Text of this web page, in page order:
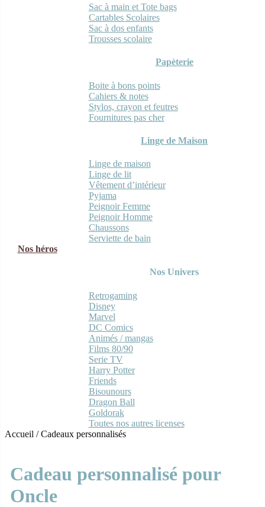
Sac à main et Tote bags
Cartables Scolaires
Sac à dos enfants
Trousses scolaire
Papèterie
Boite à bons points
Cahiers & notes
Stylos, crayon et feutres
Fournitures pas cher
Linge de Maison
Linge de maison
Linge de lit
Vêtement d’intérieur
Pyjama
Peignoir Femme
Peignoir Homme
Chaussons
Serviette de bain
Nos héros
Nos Univers
Retrogaming
Disney
Marvel
DC Comics
Animés / mangas
Films 80/90
Serie TV
Harry Potter
Friends
Bisounours
Dragon Ball
Goldorak
Toutes nos autres licenses
Accueil /Cadeaux personnalisés
Cadeau personnalisé pour
Oncle